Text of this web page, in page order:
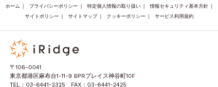
ホーム ｜ プライバシーポリシー ｜ 特定個人情報の取り扱い ｜ 情報セキュリティ基本方針 ｜
サイトポリシー
｜ サイトマップ ｜ クッキーポリシー ｜ サービス利用規約
〒106-0041
東京都港区麻布台1-11-9 BPRプレイス神谷町10F
TEL：03-6441-2325 FAX：03-6441-2425